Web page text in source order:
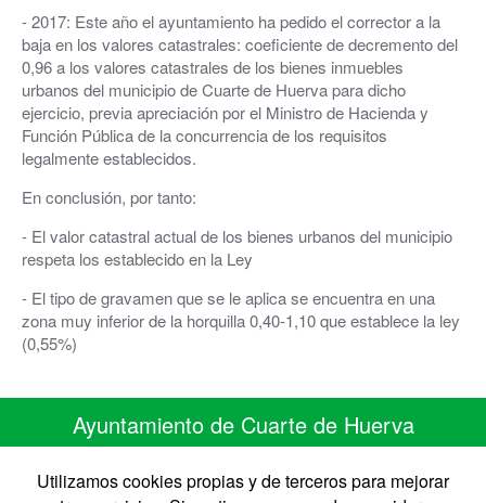
- 2017: Este año el ayuntamiento ha pedido el corrector a la
baja en los valores catastrales: coeficiente de decremento del
0,96 a los valores catastrales de los bienes inmuebles
urbanos del municipio de Cuarte de Huerva para dicho
ejercicio, previa apreciación por el Ministro de Hacienda y
Función Pública de la concurrencia de los requisitos
legalmente establecidos.
En conclusión, por tanto:
- El valor catastral actual de los bienes urbanos del municipio
respeta los establecido en la Ley
- El tipo de gravamen que se le aplica se encuentra en una
zona muy inferior de la horquilla 0,40-1,10 que establece la ley
(0,55%)
Ayuntamiento de Cuarte de Huerva
C/ Monasterio de Siresa 7
50410 Cuarte de Huerva ZARAGOZA
Utilizamos cookies propias y de terceros para mejorar